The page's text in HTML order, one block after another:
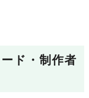
ド・制作者